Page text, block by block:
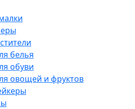
белья
обуви
овощей и фруктов